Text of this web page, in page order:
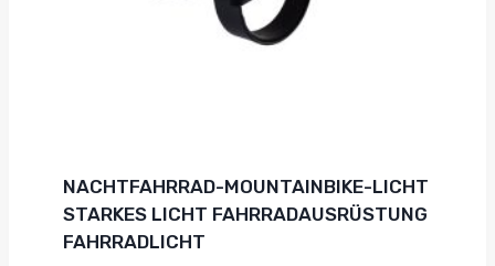
NACHTFAHRRAD-MOUNTAINBIKE-LICHT
STARKES LICHT FAHRRADAUSRÜSTUNG
FAHRRADLICHT